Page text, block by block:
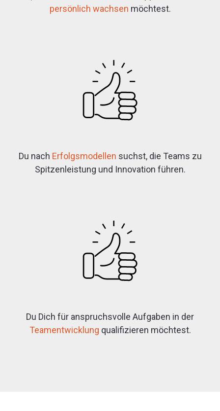
persönlich wachsen möchtest.
Du nach Erfolgsmodellen suchst, die Teams zu
Spitzenleistung und Innovation führen.
Du Dich für anspruchsvolle Aufgaben in der
Teamentwicklung qualifizieren möchtest.